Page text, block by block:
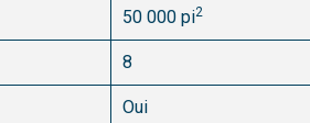
50 000 pi2
8
Oui